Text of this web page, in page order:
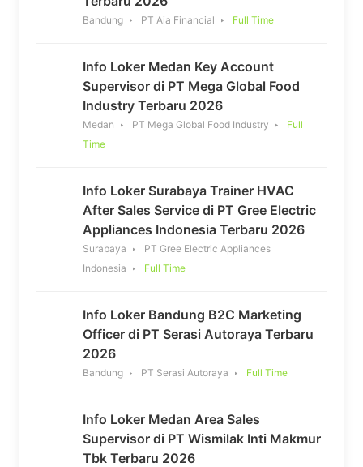
Bandung PT Aia Financial Full Time
Info Loker Medan Key Account
Supervisor di PT Mega Global Food
Industry Terbaru 2026
Medan PT Mega Global Food Industry
Full
Time
Info Loker Surabaya Trainer HVAC
After Sales Service di PT Gree Electric
Appliances Indonesia Terbaru 2026
Surabaya
PT Gree Electric Appliances
Indonesia
Full Time
Info Loker Bandung B2C Marketing
Officer di PT Serasi Autoraya Terbaru
2026
Bandung PT Serasi Autoraya Full Time
Info Loker Medan Area Sales
Supervisor di PT Wismilak Inti Makmur
Tbk Terbaru 2026